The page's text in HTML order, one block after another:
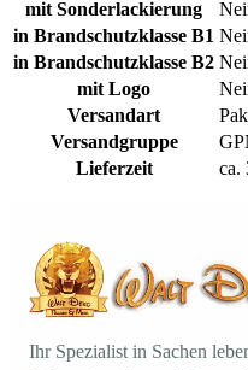
mit Sonderlackierung
in Brandschutzklasse B1
in Brandschutzklasse B2
mit Logo
Versandart
Versandgruppe
Lieferzeit
ca.
Ihr Spezialist in Sachen